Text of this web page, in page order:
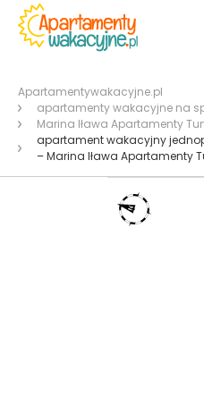
Apartamentywakacyjne.pl
apartamenty wakacyjne na
Marina Iława Apartamenty
apartament wakacyjny
– Marina Iława Apartamenty